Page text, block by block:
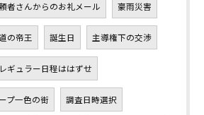
者さんからのお礼メール 豪雨災害
の帝王 誕生日 主導権下の交渉
ギュラー日程ははずせ
プ一色の街 調査日時選択